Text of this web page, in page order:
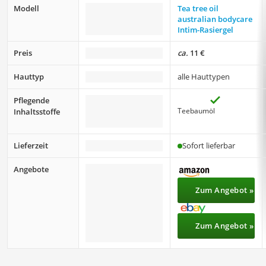
Modell
Tea tree oil
australian bodycare
Intim-Rasiergel
Preis ca. 11 €
Hauttyp alle Hauttypen
Pflegende
Inhaltsstoffe
Teebaumöl
Lieferzeit Sofort lieferbar
Angebote
Zum Angebot »
Zum Angebot »